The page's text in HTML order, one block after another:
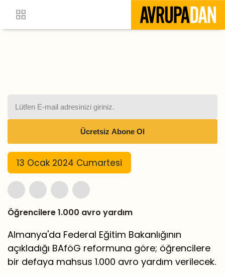
13 Ocak 2024 Cumartesi
Öğrencilere 1.000 avro yardım
Almanya'da Federal Eğitim Bakanlığının
açıkladığı BAföG reformuna göre; öğrencilere
bir defaya mahsus 1.000 avro yardım verilecek.